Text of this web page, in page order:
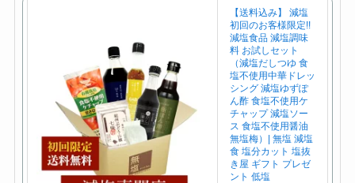
【送料込み】 減塩
初回のお客様限定!!
減塩食品 減塩調味
料 お試しセット
（減塩だしつゆ 食
塩不使用中華ドレッ
シング 減塩ゆずぽ
ん酢 食塩不使用ケ
チャップ 減塩ソー
ス 食塩不使用醤油
無塩梅）| 無塩 減塩
食 塩分カット 塩抜
き屋 ギフト プレゼ
ント 低塩